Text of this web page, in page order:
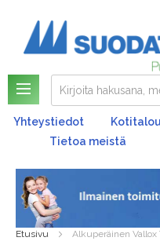
Yhteystiedot
Tietoa meistä
Etusivu Alkuperäinen